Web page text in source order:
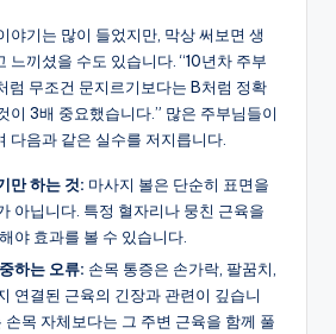
야기는 많이 들었지만, 막상 써보면 생
느끼셨을 수도 있습니다. “10년차 주부
럼 무조건 문지르기보다는 B처럼 정확
이 3배 중요했습니다.” 많은 주부님들이
다음과 같은 실수를 저지릅니다.
만 하는 것: 마사지 볼은 단순히 표면을
아닙니다. 특정 혈자리나 뭉친 근육을
야 효과를 볼 수 있습니다.
하는 오류: 손목 통증은 손가락, 팔꿈치,
연결된 근육의 긴장과 관련이 깊습니
손목 자체보다는 그 주변 근육을 함께 풀